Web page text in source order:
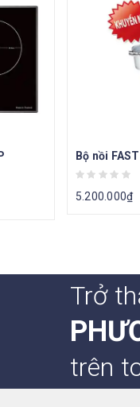
Bộ nồi
5.200.000₫
Trở
trên